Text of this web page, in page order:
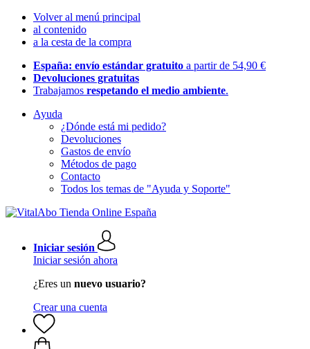
Volver al menú principal
al contenido
a la cesta de la compra
España: envío estándar gratuito a partir de 54,90 €
Devoluciones gratuitas
Trabajamos respetando el medio ambiente.
Ayuda
¿Dónde está mi pedido?
Devoluciones
Gastos de envío
Métodos de pago
Contacto
Todos los temas de "Ayuda y Soporte"
Iniciar sesión
Iniciar sesión ahora
¿Eres un nuevo usuario?
Crear una cuenta